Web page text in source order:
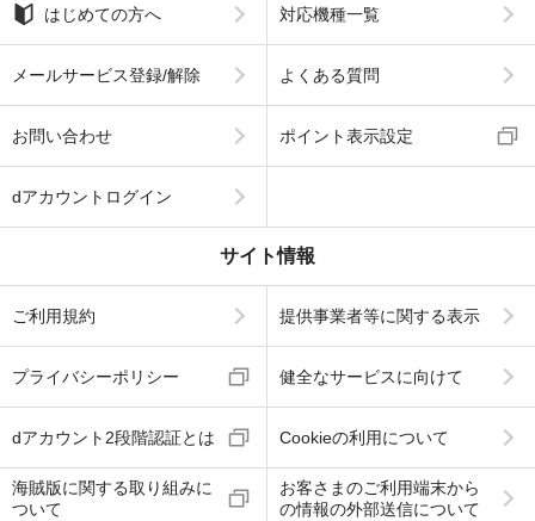
はじめての方へ 対応機種一覧
メールサービス登録/解除 よくある質問
お問い合わせ ポイント表示設定
dアカウントログイン
サイト情報
ご利用規約 提供事業者等に関する表示
プライバシーポリシー 健全なサービスに向けて
dアカウント2段階認証とは Cookieの利用について
海賊版に関する取り組みに
ついて
お客さまのご利用端末から
の情報の外部送信について